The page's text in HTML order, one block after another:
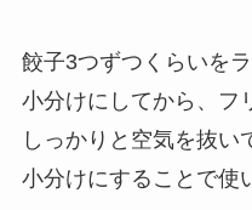
餃子3つずつくらいをラ
小分けにしてから、フ
しっかりと空気を抜い
小分けにすることで使